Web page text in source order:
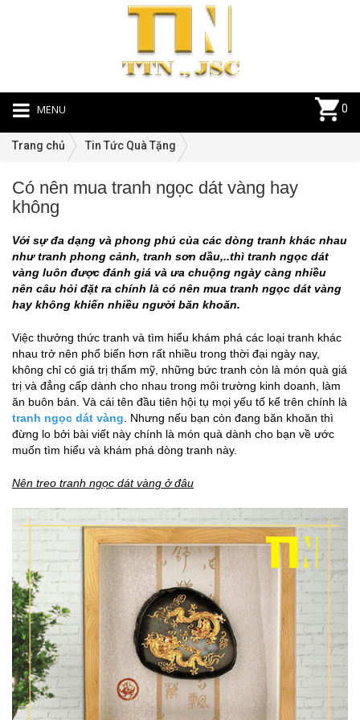
MENU 0
Trang chủ Tin Tức Quà Tặng
Có nên mua tranh ngọc dát vàng hay
không
Với sự đa dạng và phong phú của các dòng tranh khác nhau
như tranh phong cảnh, tranh sơn dầu,..thì tranh ngọc dát
vàng luôn được đánh giá và ưa chuộng ngày càng nhiều
nên câu hỏi đặt ra chính là có nên mua tranh ngọc dát vàng
hay không khiến nhiều người băn khoăn.
Việc thưởng thức tranh và tìm hiểu khám phá các loại tranh khác
nhau trở nên phổ biến hơn rất nhiều trong thời đại ngày nay,
không chỉ có giá trị thẩm mỹ, những bức tranh còn là món quà giá
trị và đẳng cấp dành cho nhau trong môi trường kinh doanh, làm
ăn buôn bán. Và cái tên đầu tiên hội tụ mọi yếu tố kể trên chính là
tranh ngọc dát vàng . Nhưng nếu bạn còn đang băn khoăn thì
đừng lo bởi bài viết này chính là món quà dành cho bạn về ước
muốn tìm hiểu và khám phá dòng tranh này.
Nên treo tranh ngọc dát vàng ở đâu